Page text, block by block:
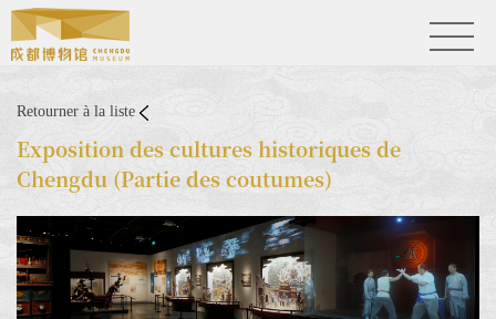
Retourner à la liste
Exposition des cultures historiques de
Chengdu (Partie des coutumes)